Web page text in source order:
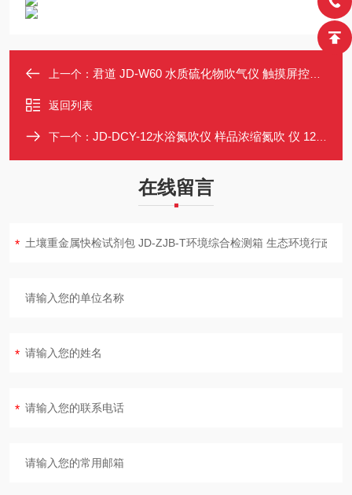
上一个： 君道 JD-W60 水质硫化物吹气仪 触摸屏控温 6样品位 2022国标
返回列表
下一个： JD-DCY-12水浴氮吹仪 样品浓缩氮吹 仪 12位弹簧试管夹 可升降样品盘
在线留言